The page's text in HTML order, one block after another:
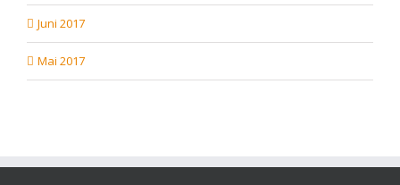
Juni 2017
Mai 2017